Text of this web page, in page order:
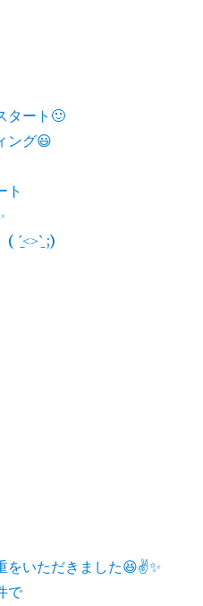
タート🙂
ング😃
ト
ˊ̱˂˃ˋ̱ ;)
をいただきました😆✌️✨
で